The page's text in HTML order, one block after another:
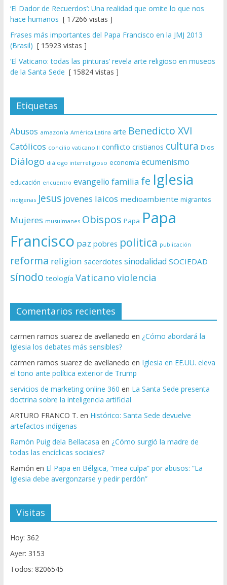
‘El Dador de Recuerdos’: Una realidad que omite lo que nos
hace humanos [ 17266 vistas ]
Frases más importantes del Papa Francisco en la JMJ 2013
(Brasil) [ 15923 vistas ]
‘El Vaticano: todas las pinturas’ revela arte religioso en museos
de la Santa Sede [ 15824 vistas ]
Etiquetas
Abusos amazonía América Latina arte Benedicto XVI
Católicos concilio vaticano II conflicto cristianos cultura Dios
Diálogo diálogo interreligioso economía ecumenismo
educación encuentro evangelio familia fe Iglesia
indígenas Jesus jovenes laicos medioambiente migrantes
Mujeres musulmanes Obispos Papa Papa
Francisco paz pobres politica publicación
reforma religion sacerdotes sinodalidad SOCIEDAD
sínodo teología Vaticano violencia
Comentarios recientes
carmen ramos suarez de avellanedo en ¿Cómo abordará la
Iglesia los debates más sensibles?
carmen ramos suarez de avellanedo en Iglesia en EE.UU. eleva
el tono ante política exterior de Trump
servicios de marketing online 360 en La Santa Sede presenta
doctrina sobre la inteligencia artificial
ARTURO FRANCO T. en Histórico: Santa Sede devuelve
artefactos indígenas
Ramón Puig dela Bellacasa en ¿Cómo surgió la madre de
todas las encíclicas sociales?
Ramón en El Papa en Bélgica, “mea culpa” por abusos: “La
Iglesia debe avergonzarse y pedir perdón”
Visitas
Hoy: 362
Ayer: 3153
Todos: 8206545